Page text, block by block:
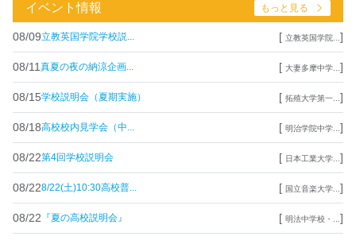
イベント情報 もっと見る
08/09立教英国学院学校説... [ 立教英国学院... ]
08/11 真夏の夜の納涼企画... [ 大妻多摩中学... ]
08/15学校説明会（夏期実施） [ 拓殖大学第一... ]
08/18高校校内見学会（中... [ 明治学院中学... ]
08/22第4回学校説明会 [ 日本工業大学... ]
08/228/22(土)10:30高校普... [ 国立音楽大学... ]
08/22 『夏の高校説明会』 [ 明法中学校・... ]